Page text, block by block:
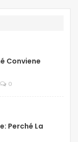
Conviene
0
Perché La